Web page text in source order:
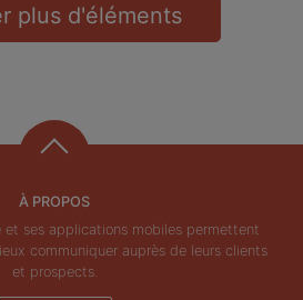
plus d'éléments
À PROPOS
et ses applications mobiles permettent
communiquer auprès de leurs clients
et prospects.